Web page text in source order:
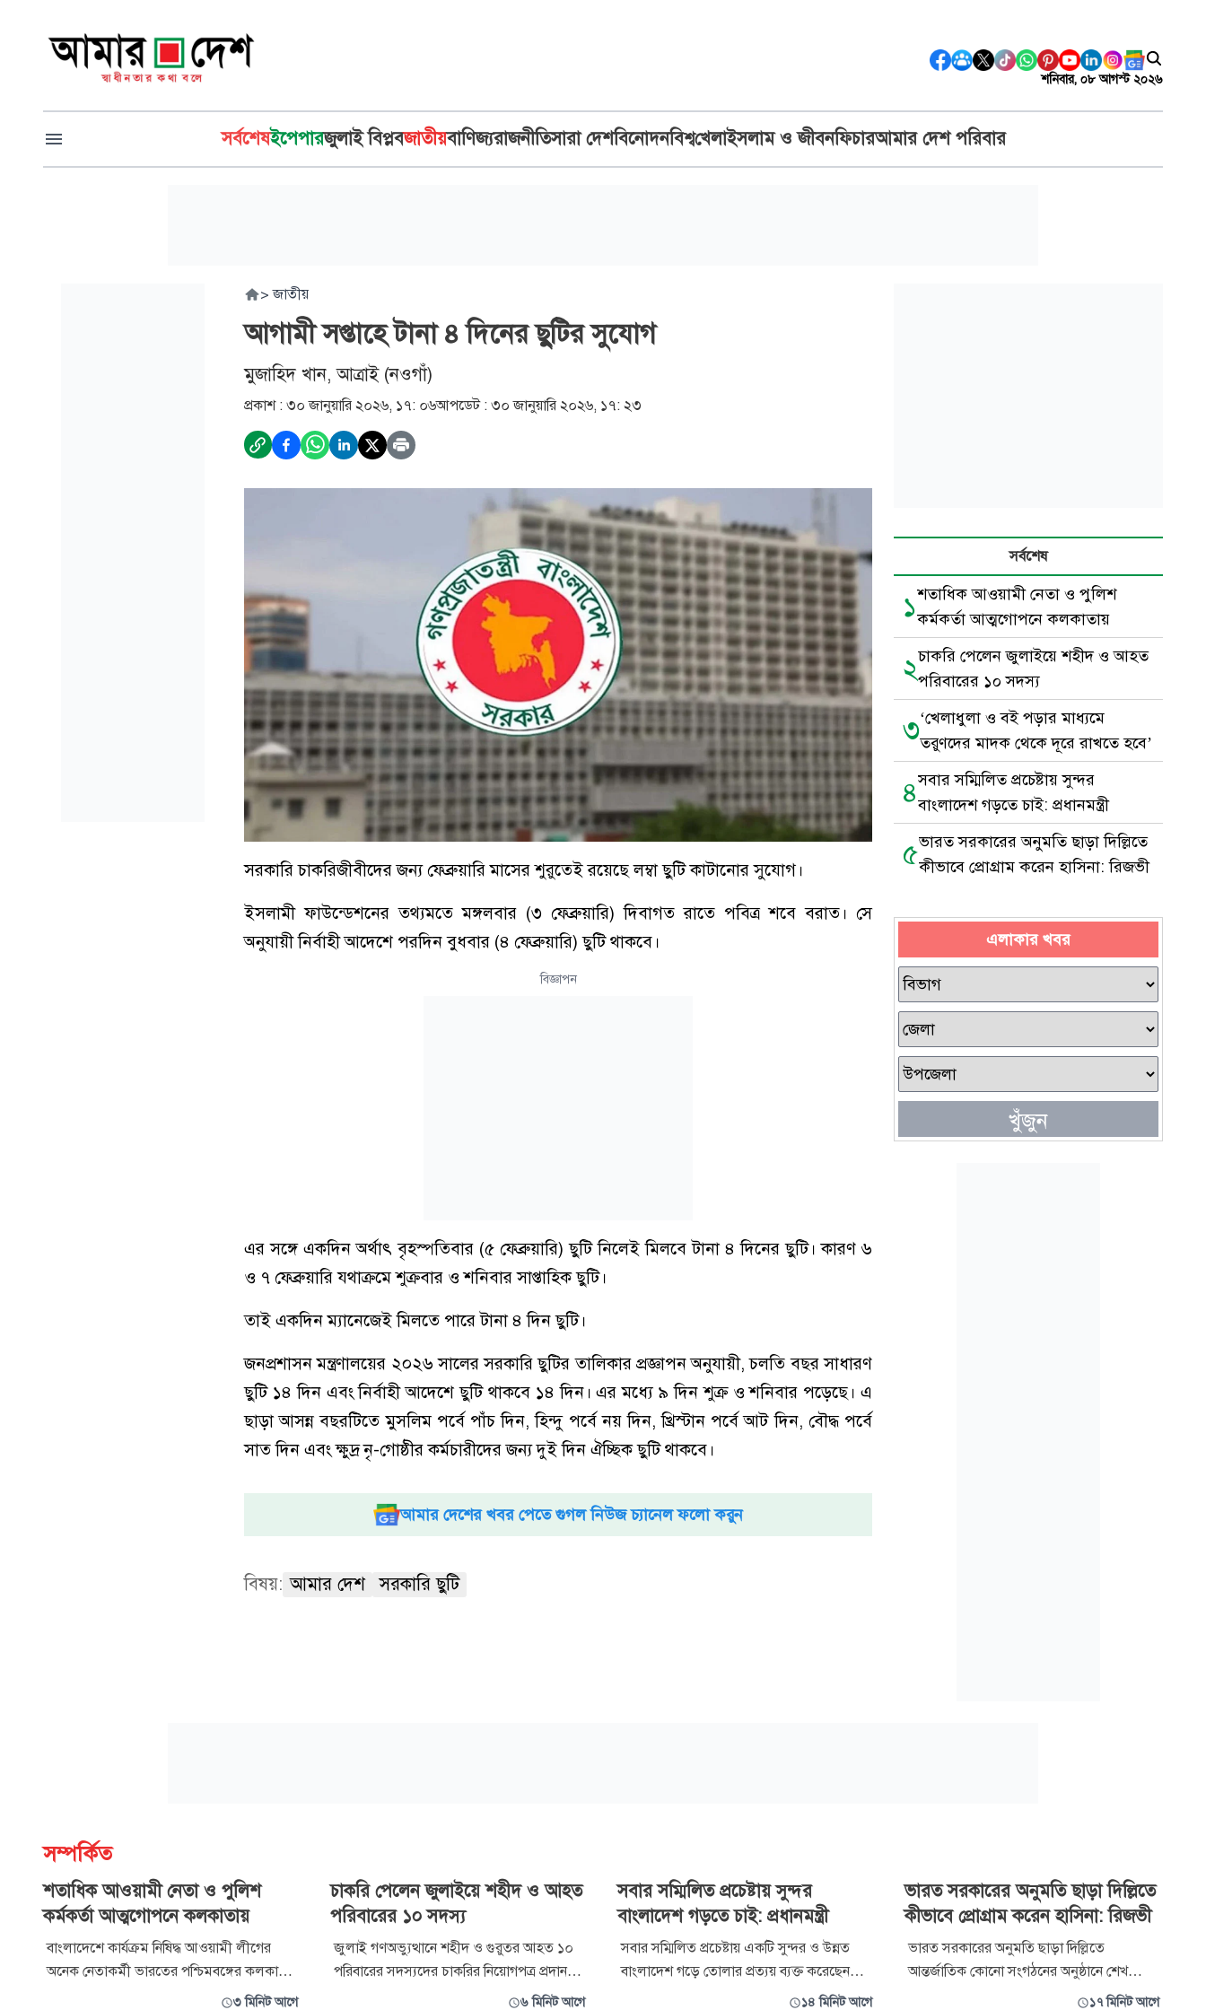
শনিবার, ০৮ আগস্ট ২০২৬
সর্বশেষইপেপারজুলাই বিপ্লবজাতীয়বাণিজ্যরাজনীতিসারা দেশবিনোদনবিশ্বখেলাইসলাম ও জীবনফিচারআমার দেশ পরিবার
> জাতীয়
আগামী সপ্তাহে টানা ৪ দিনের ছুটির সুযোগ
মুজাহিদ খান, আত্রাই (নওগাঁ)
প্রকাশ : ৩০ জানুয়ারি ২০২৬, ১৭: ০৬আপডেট : ৩০ জানুয়ারি ২০২৬, ১৭: ২৩
সরকারি চাকরিজীবীদের জন্য ফেব্রুয়ারি মাসের শুরুতেই রয়েছে লম্বা ছুটি কাটানোর সুযোগ।
ইসলামী ফাউন্ডেশনের তথ্যমতে মঙ্গলবার (৩ ফেব্রুয়ারি) দিবাগত রাতে পবিত্র শবে বরাত। সে
অনুযায়ী নির্বাহী আদেশে পরদিন বুধবার (৪ ফেব্রুয়ারি) ছুটি থাকবে।
বিজ্ঞাপন
এর সঙ্গে একদিন অর্থাৎ বৃহস্পতিবার (৫ ফেব্রুয়ারি) ছুটি নিলেই মিলবে টানা ৪ দিনের ছুটি। কারণ ৬
ও ৭ ফেব্রুয়ারি যথাক্রমে শুক্রবার ও শনিবার সাপ্তাহিক ছুটি।
তাই একদিন ম্যানেজেই মিলতে পারে টানা ৪ দিন ছুটি।
জনপ্রশাসন মন্ত্রণালয়ের ২০২৬ সালের সরকারি ছুটির তালিকার প্রজ্ঞাপন অনুযায়ী, চলতি বছর সাধারণ
ছুটি ১৪ দিন এবং নির্বাহী আদেশে ছুটি থাকবে ১৪ দিন। এর মধ্যে ৯ দিন শুক্র ও শনিবার পড়েছে। এ
ছাড়া আসন্ন বছরটিতে মুসলিম পর্বে পাঁচ দিন, হিন্দু পর্বে নয় দিন, খ্রিস্টান পর্বে আট দিন, বৌদ্ধ পর্বে
সাত দিন এবং ক্ষুদ্র নৃ-গোষ্ঠীর কর্মচারীদের জন্য দুই দিন ঐচ্ছিক ছুটি থাকবে।
আমার দেশের খবর পেতে গুগল নিউজ চ্যানেল ফলো করুন
বিষয়: আমার দেশ সরকারি ছুটি
সর্বশেষ
১শতাধিক আওয়ামী নেতা ও পুলিশ
কর্মকর্তা আত্মগোপনে কলকাতায়
২চাকরি পেলেন জুলাইয়ে শহীদ ও আহত
পরিবারের ১০ সদস্য
৩‘খেলাধুলা ও বই পড়ার মাধ্যমে
তরুণদের মাদক থেকে দূরে রাখতে হবে’
৪সবার সম্মিলিত প্রচেষ্টায় সুন্দর
বাংলাদেশ গড়তে চাই: প্রধানমন্ত্রী
৫ভারত সরকারের অনুমতি ছাড়া দিল্লিতে
কীভাবে প্রোগ্রাম করেন হাসিনা: রিজভী
এলাকার খবর
খুঁজুন
সম্পর্কিত
শতাধিক আওয়ামী নেতা ও পুলিশ
কর্মকর্তা আত্মগোপনে কলকাতায়
বাংলাদেশে কার্যক্রম নিষিদ্ধ আওয়ামী লীগের
অনেক নেতাকর্মী ভারতের পশ্চিমবঙ্গের কলকাতা
ও এর পার্শ্ববর্তী অঞ্চলে বসবাস করছেন। এদের
৩ মিনিট আগে
চাকরি পেলেন জুলাইয়ে শহীদ ও আহত
পরিবারের ১০ সদস্য
জুলাই গণঅভ্যুত্থানে শহীদ ও গুরুতর আহত ১০
পরিবারের সদস্যদের চাকরির নিয়োগপত্র প্রদান
করেছেন প্রধানমন্ত্রী তারেক রহমান। শনিবার৬ মিনিট আগে
সবার সম্মিলিত প্রচেষ্টায় সুন্দর
বাংলাদেশ গড়তে চাই: প্রধানমন্ত্রী
সবার সম্মিলিত প্রচেষ্টায় একটি সুন্দর ও উন্নত
বাংলাদেশ গড়ে তোলার প্রত্যয় ব্যক্ত করেছেন
প্রধানমন্ত্রী তারেক রহমান। তিনি বলেছেন, জুলাই
১৪ মিনিট আগে
ভারত সরকারের অনুমতি ছাড়া দিল্লিতে
কীভাবে প্রোগ্রাম করেন হাসিনা: রিজভী
ভারত সরকারের অনুমতি ছাড়া দিল্লিতে
আন্তর্জাতিক কোনো সংগঠনের অনুষ্ঠানে শেখ
হাসিনা কীভাবে বক্তব্য দেওয়ার সুযোগ পান—এ
১৭ মিনিট আগে